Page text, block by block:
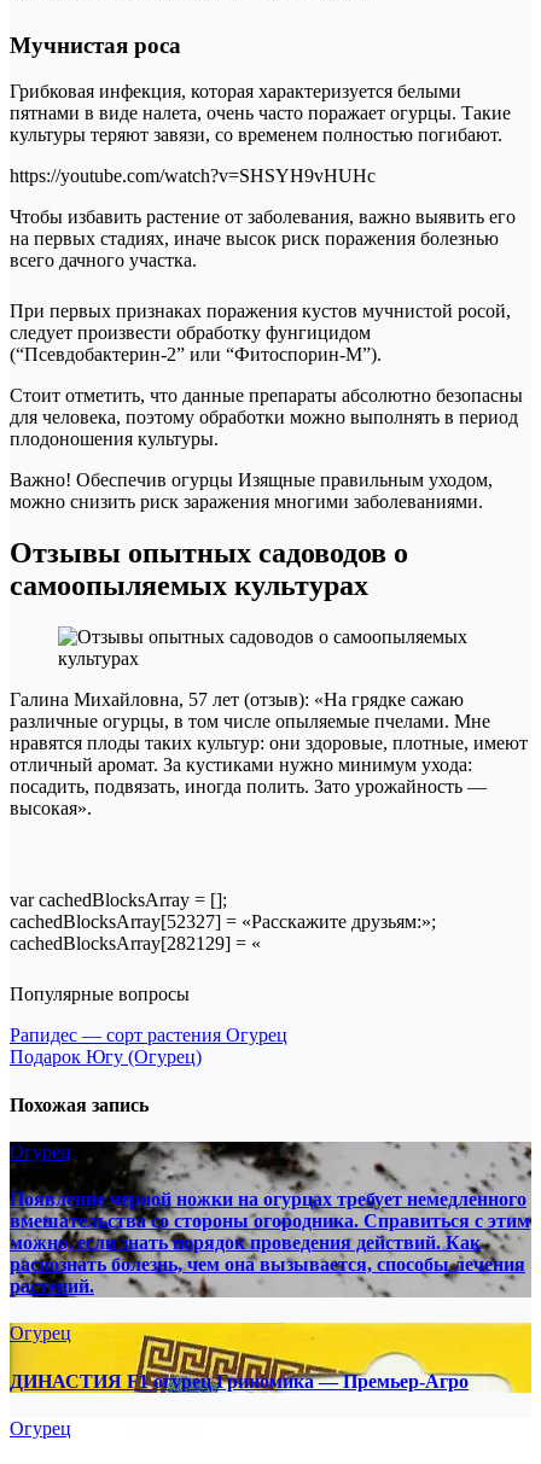
Мучнистая роса
Грибковая инфекция, которая характеризуется белыми
пятнами в виде налета, очень часто поражает огурцы. Такие
культуры теряют завязи, со временем полностью погибают.
https://youtube.com/watch?v=SHSYH9vHUHc
Чтобы избавить растение от заболевания, важно выявить его
на первых стадиях, иначе высок риск поражения болезнью
всего дачного участка.
При первых признаках поражения кустов мучнистой росой,
следует произвести обработку фунгицидом
(“Псевдобактерин-2” или “Фитоспорин-М”).
Стоит отметить, что данные препараты абсолютно безопасны
для человека, поэтому обработки можно выполнять в период
плодоношения культуры.
Важно! Обеспечив огурцы Изящные правильным уходом,
можно снизить риск заражения многими заболеваниями.
Отзывы опытных садоводов о
самоопыляемых культурах
Галина Михайловна, 57 лет (отзыв): «На грядке сажаю
различные огурцы, в том числе опыляемые пчелами. Мне
нравятся плоды таких культур: они здоровые, плотные, имеют
отличный аромат. За кустиками нужно минимум ухода:
посадить, подвязать, иногда полить. Зато урожайность —
высокая».
var cachedBlocksArray = [];
cachedBlocksArray[52327] = «Расскажите друзьям:»;
cachedBlocksArray[282129] = «
Популярные вопросы
Навигация
по
записям
Рапидес — сорт растения Огурец
Подарок Югу (Огурец)
Похожая запись
Огурец
Появление черной ножки на огурцах требует немедленного
вмешательства со стороны огородника. Справиться с этим
можно, если знать порядок проведения действий. Как
распознать болезнь, чем она вызывается, способы лечения
растений.
Огурец
ДИНАСТИЯ F1 огурец Гриномика — Премьер-Агро
Огурец